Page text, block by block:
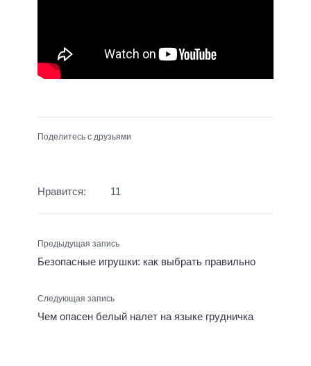
Поделитесь с друзьями
Нравится: 11
Предыдущая запись
Безопасные игрушки: как выбрать правильно
Следующая запись
Чем опасен белый налет на языке грудничка